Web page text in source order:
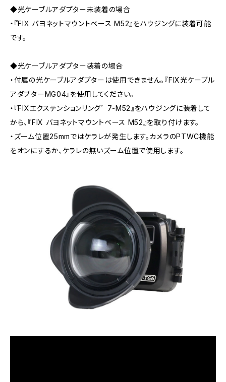
◆光ケーブルアダプター未装着の場合
・『FIX バヨネットマウントベース M52』をハウジングに装着可能
です。
◆光ケーブルアダプター装着の場合
・付属の光ケーブルアダプターは使用できません。『FIX光ケーブル
アダプターMG04』を使用してください。
・『FIXエクステンションリングﾞ 7-M52』をハウジングに装着して
から、『FIX バヨネットマウントベース M52』を取り付けます。
・ズーム位置25mmではケラレが発生します。カメラのPTWC機能
をオンにするか、ケラレの無いズーム位置で使用します。